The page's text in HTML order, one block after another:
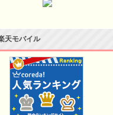
天モバイル